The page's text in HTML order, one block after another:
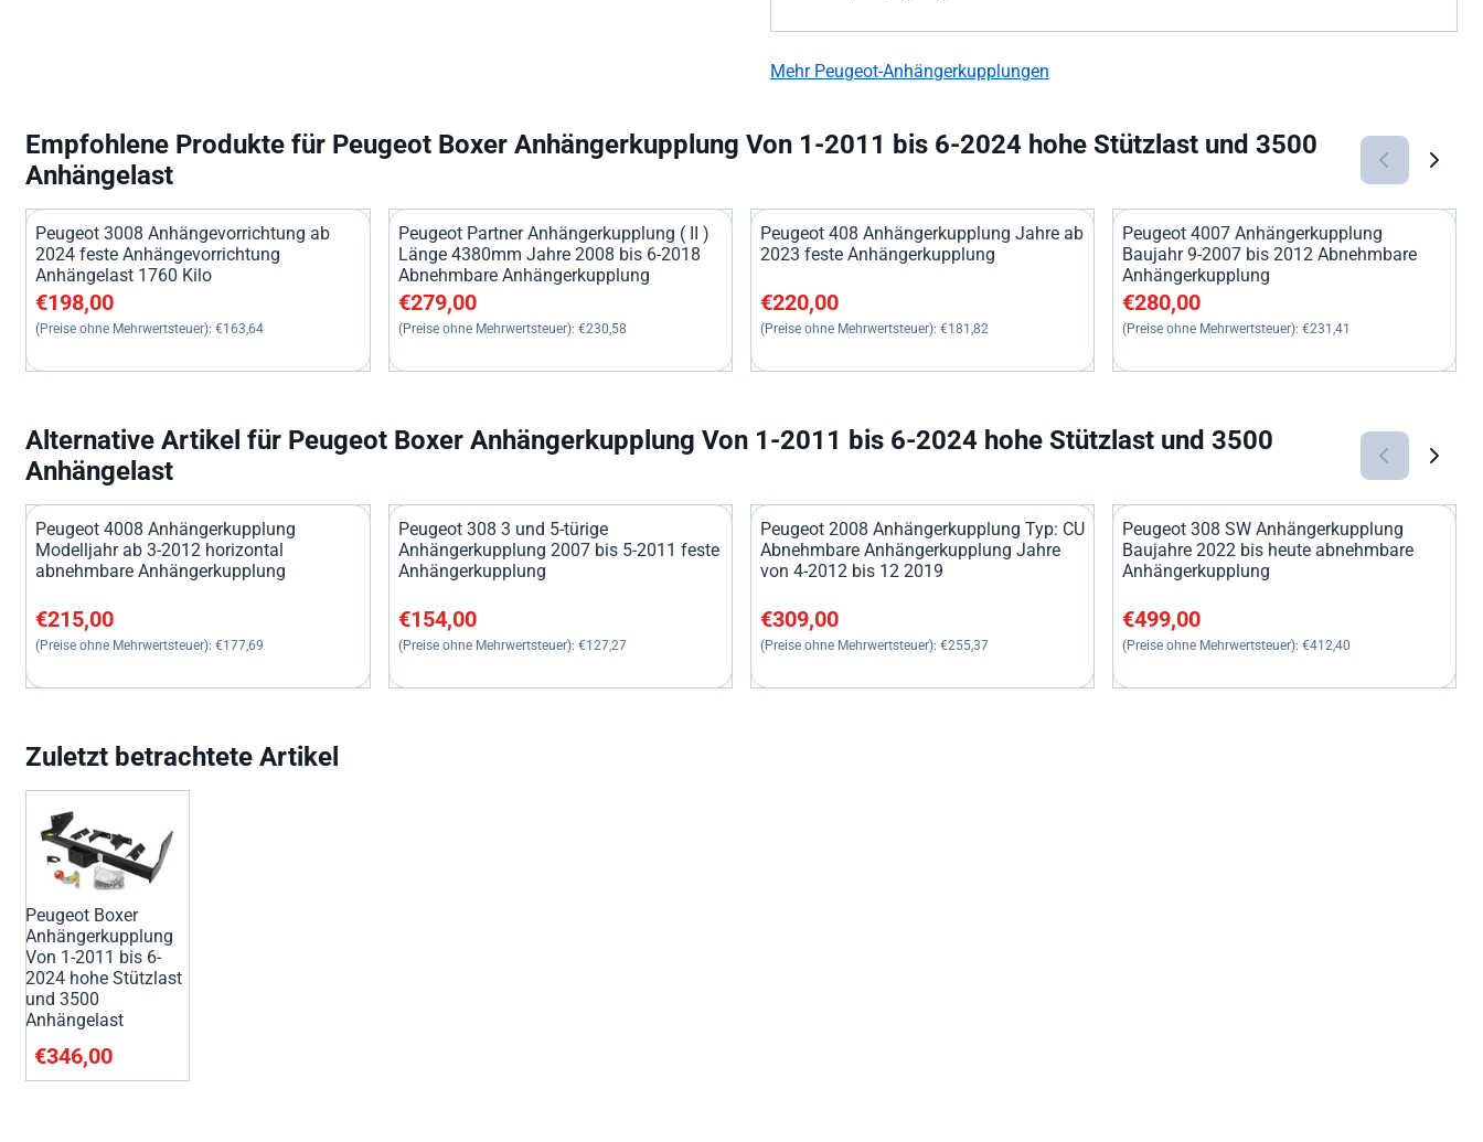
Mehr Peugeot-Anhängerkupplungen
Empfohlene Produkte für Peugeot Boxer Anhängerkupplung Von 1-2011 bis 6-2024 hohe Stützlast und 3500
Anhängelast
Peugeot 3008 Anhängevorrichtung ab
2024 feste Anhängevorrichtung
Anhängelast 1760 Kilo
Preis: 198,00, ohne MwSt.: 163,64
€198,00
(Preise ohne Mehrwertsteuer): €163,64
Peugeot Partner Anhängerkupplung ( II )
Länge 4380mm Jahre 2008 bis 6-2018
Abnehmbare Anhängerkupplung
Preis: 279,00, ohne MwSt.: 230,58
€279,00
(Preise ohne Mehrwertsteuer): €230,58
Peugeot 408 Anhängerkupplung Jahre ab
2023 feste Anhängerkupplung
Preis: 220,00, ohne MwSt.: 181,82
€220,00
(Preise ohne Mehrwertsteuer): €181,82
Peugeot 4007 Anhängerkupplung
Baujahr 9-2007 bis 2012 Abnehmbare
Anhängerkupplung
Preis: 280,00, ohne MwSt.: 231,41
€280,00
(Preise ohne Mehrwertsteuer): €231,41
Alternative Artikel für Peugeot Boxer Anhängerkupplung Von 1-2011 bis 6-2024 hohe Stützlast und 3500
Anhängelast
Peugeot 4008 Anhängerkupplung
Modelljahr ab 3-2012 horizontal
abnehmbare Anhängerkupplung
Preis: 215,00, ohne MwSt.: 177,69
€215,00
(Preise ohne Mehrwertsteuer): €177,69
Peugeot 308 3 und 5-türige
Anhängerkupplung 2007 bis 5-2011 feste
Anhängerkupplung
Preis: 154,00, ohne MwSt.: 127,27
€154,00
(Preise ohne Mehrwertsteuer): €127,27
Peugeot 2008 Anhängerkupplung Typ: CU
Abnehmbare Anhängerkupplung Jahre
von 4-2012 bis 12 2019
Preis: 309,00, ohne MwSt.: 255,37
€309,00
(Preise ohne Mehrwertsteuer): €255,37
Peugeot 308 SW Anhängerkupplung
Baujahre 2022 bis heute abnehmbare
Anhängerkupplung
Preis: 499,00, ohne MwSt.: 412,40
€499,00
(Preise ohne Mehrwertsteuer): €412,40
Zuletzt betrachtete Artikel
Peugeot Boxer
Anhängerkupplung
Von 1-2011 bis 6-
2024 hohe Stützlast
und 3500
Anhängelast
€346,00